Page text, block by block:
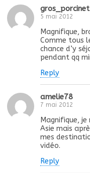
gros_porcinet
5 mai 2012
Magnifique,
Comme tous
chance d’y
pendant qq
Reply
amelie78
7 mai 2012
Magnifique,
Asie mais
mes
vidéo.
Reply